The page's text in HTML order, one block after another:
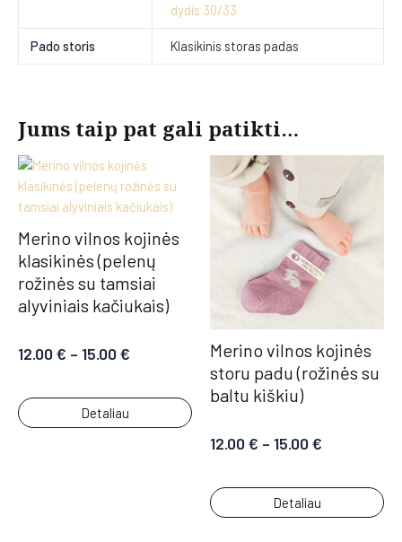
dydis 30/33
Pado storis Klasikinis storas padas
Jums taip pat gali patikti…
Merino vilnos kojinės
klasikinės (pelenų
rožinės su tamsiai
alyviniais kačiukais)
12.00€ – 15.00€
Detaliau
Merino vilnos kojinės
storu padu (rožinės su
baltu kiškiu)
12.00€ – 15.00€
Detaliau